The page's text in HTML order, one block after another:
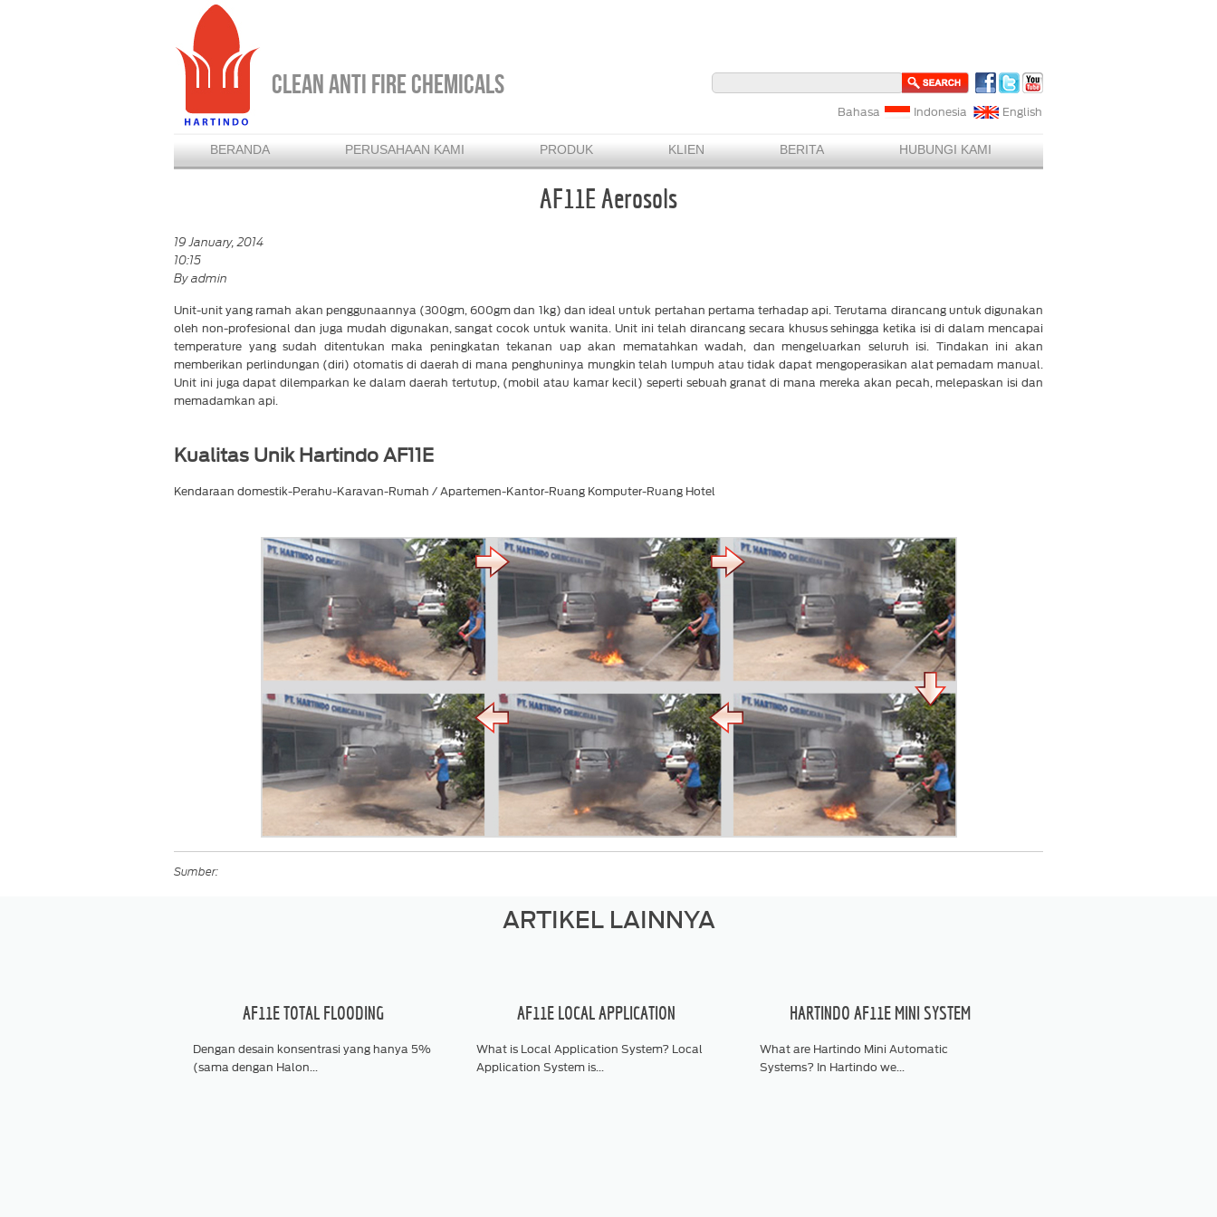
CLEAN ANTI FIRE CHEMICALS
Bahasa Indonesia English
BERANDA PERUSAHAAN KAMI PRODUK KLIEN BERITA HUBUNGI KAMI
AF11E Aerosols
19 January, 2014
10:15
By admin
Unit-unit yang ramah akan penggunaannya (300gm, 600gm dan 1kg) dan ideal untuk pertahan pertama terhadap api. Terutama dirancang untuk digunakan
oleh non-profesional dan juga mudah digunakan, sangat cocok untuk wanita. Unit ini telah dirancang secara khusus sehingga ketika isi di dalam mencapai
temperature yang sudah ditentukan maka peningkatan tekanan uap akan mematahkan wadah, dan mengeluarkan seluruh isi. Tindakan ini akan
memberikan perlindungan (diri) otomatis di daerah di mana penghuninya mungkin telah lumpuh atau tidak dapat mengoperasikan alat pemadam manual.
Unit ini juga dapat dilemparkan ke dalam daerah tertutup, (mobil atau kamar kecil) seperti sebuah granat di mana mereka akan pecah, melepaskan isi dan
memadamkan api.
Kualitas Unik Hartindo AF11E
Kendaraan domestik-Perahu-Karavan-Rumah / Apartemen-Kantor-Ruang Komputer-Ruang Hotel
Sumber:
ARTIKEL LAINNYA
AF11E TOTAL FLOODING
Dengan desain konsentrasi yang hanya 5%
(sama dengan Halon...
AF11E LOCAL APPLICATION
What is Local Application System? Local
Application System is...
HARTINDO AF11E MINI SYSTEM
What are Hartindo Mini Automatic
Systems? In Hartindo we...